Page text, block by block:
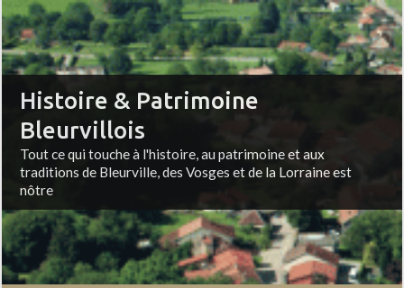
Histoire & Patrimoine
Bleurvillois
Tout ce qui touche à l'histoire, au patrimoine et aux
traditions de Bleurville, des Vosges et de la Lorraine est
nôtre